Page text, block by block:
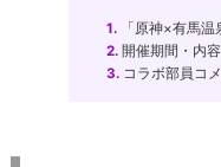
1. 「原神×有馬温
2. 開催期間・内容
3. コラボ部員コ